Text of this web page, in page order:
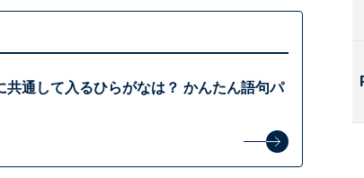
共通して入るひらがなは？ かんたん語句パ